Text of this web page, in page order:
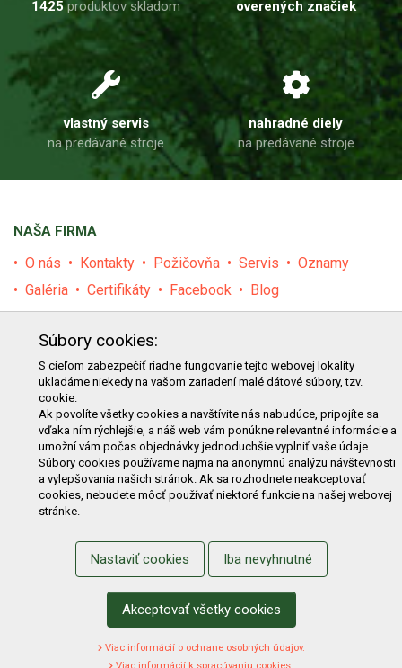
1425produktov skladom
overených značiek
vlastný servis
na predávané stroje
nahradné diely
na predávané stroje
NAŠA FIRMA
O nás Kontakty Požičovňa Servis
Oznamy
Galéria
Certifikáty Facebook Blog
E-shop Akcie Darčekové poukážky
Katalógy
Zľavy
Novinky Predávané značky
Bazár
Výzvy pre obce a firmy
NAKUPOVANIE
Obchodné podmienky
Cenník prepravy
Reklamačný poriadok
Odstúpenie od kúpy
Protokol na odstúpenie od kúpy
Alternatívne riešenie sporu
Ochrana osobných údajov
Používanie cookies
Nákup na splátky
Súbory cookies:
S cieľom zabezpečiť riadne fungovanie tejto webovej lokality
ukladáme niekedy na vašom zariadení malé dátové súbory, tzv.
cookie.
Ak povolíte všetky cookies a navštívite nás nabudúce, pripojíte sa
vďaka ním rýchlejšie, a náš web vám ponúkne relevantné informácie a
umožní vám počas objednávky jednoduchšie vyplniť vaše údaje.
Súbory cookies používame najmä na anonymnú analýzu návštevnosti
a vylepšovania našich stránok. Ak sa rozhodnete neakceptovať
cookies, nebudete môcť používať niektoré funkcie na našej webovej
stránke.
Nastaviť cookies Iba nevyhnutné
Akceptovať všetky cookies
Viac informácií o ochrane osobných údajov.